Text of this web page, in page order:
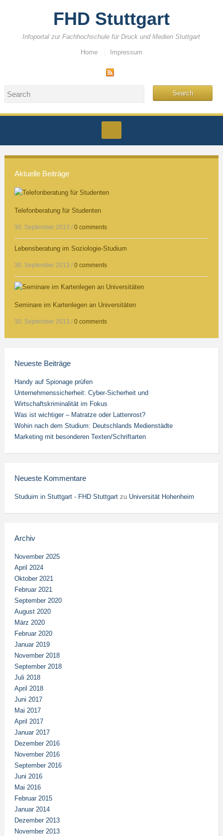
FHD Stuttgart
Infoportal zur Fachhochschule für Druck und Medien Stuttgart
Home Impressum
Aktuelle Beiträge
Telefonberatung für Studenten
30. September 2013 / 0 comments
Lebensberatung im Soziologie-Studium
30. September 2013 / 0 comments
Seminare im Kartenlegen an Universitäten
30. September 2013 / 0 comments
Neueste Beiträge
Handy auf Spionage prüfen
Unternehmenssicherheit: Cyber-Sicherheit und
Wirtschaftskriminalität im Fokus
Was ist wichtiger – Matratze oder Lattenrost?
Wohin nach dem Studium: Deutschlands Medienstädte
Marketing mit besonderen Texten/Schriftarten
Neueste Kommentare
Studuim in Stuttgart - FHD Stuttgartzu Universität Hohenheim
Archiv
November 2025
April 2024
Oktober 2021
Februar 2021
September 2020
August 2020
März 2020
Februar 2020
Januar 2019
November 2018
September 2018
Juli 2018
April 2018
Juni 2017
Mai 2017
April 2017
Januar 2017
Dezember 2016
November 2016
September 2016
Juni 2016
Mai 2016
Februar 2015
Januar 2014
Dezember 2013
November 2013